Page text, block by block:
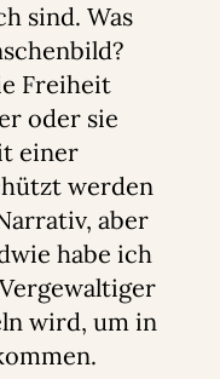
sind. Was
Freiheit
oder sie
einer
werden
aber
habe ich
wird, um in